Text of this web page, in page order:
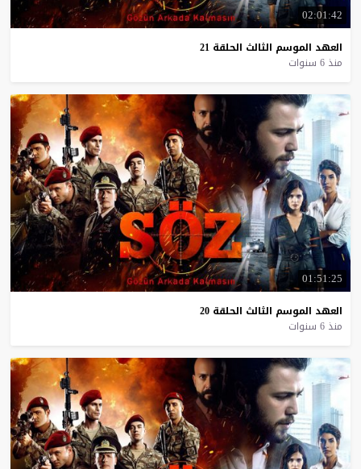
02:01:42
العهد الموسم الثالث الحلقة 21
منذ 6 سنوات
01:51:25
العهد الموسم الثالث الحلقة 20
منذ 6 سنوات